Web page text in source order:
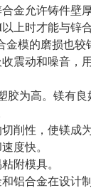
金允许铸件壁
上时才能与
模的磨损也较
震动和噪音，
胶为高。镁有
削性，使镁成
度快。
附模具。
铝合金在设计